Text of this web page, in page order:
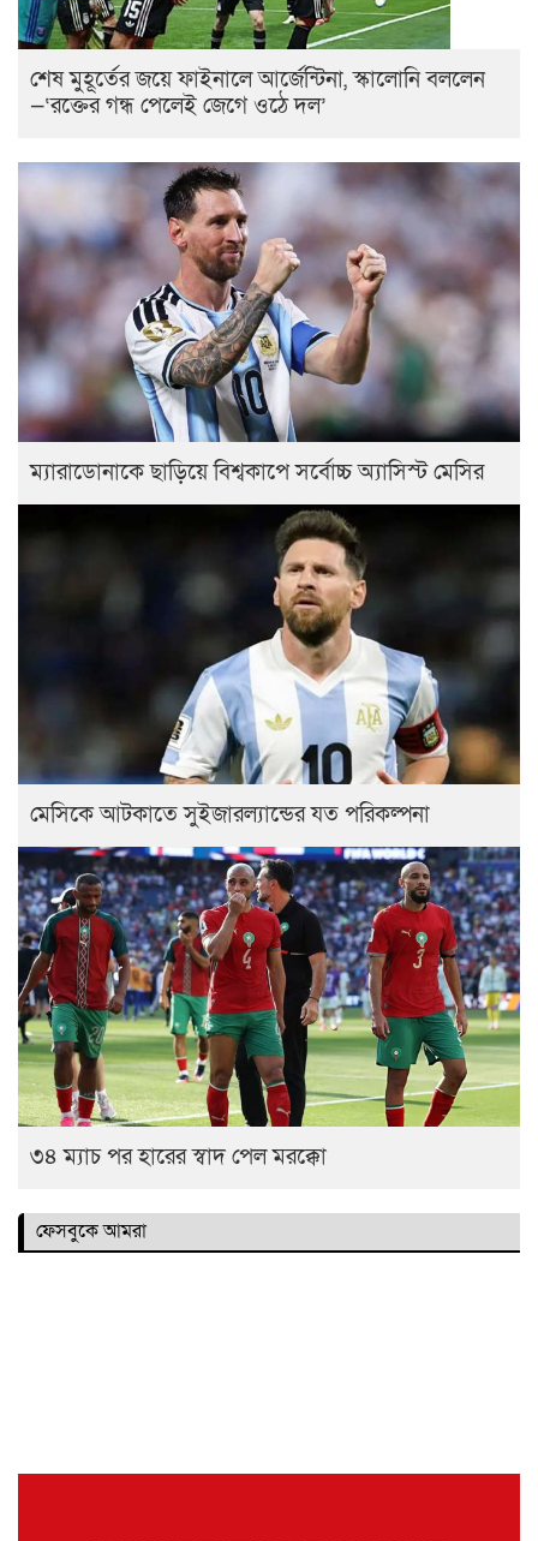
শেষ মুহূর্তের জয়ে ফাইনালে আর্জেন্টিনা, স্কালোনি বললেন
—‘রক্তের গন্ধ পেলেই জেগে ওঠে দল’
ম্যারাডোনাকে ছাড়িয়ে বিশ্বকাপে সর্বোচ্চ অ্যাসিস্ট মেসির
মেসিকে আটকাতে সুইজারল্যান্ডের যত পরিকল্পনা
৩৪ ম্যাচ পর হারের স্বাদ পেল মরক্কো
ফেসবুকে আমরা